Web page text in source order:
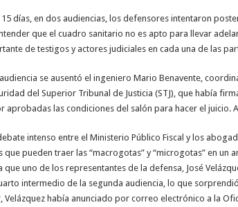
15 días, en dos audiencias, los defensores intentaron
que el cuadro sanitario no es apto para llevar
de testigos y actores judiciales en cada una de las
se ausentó el ingeniero Mario Benavente,
del Superior Tribunal de Justicia (STJ), que había
aprobadas las condiciones del salón para hacer el juicio.
intenso entre el Ministerio Público Fiscal y los
que pueden traer las “macrogotas” y “microgotas” en un
que uno de los representantes de la defensa, José
intermedio de la segunda audiencia, lo que
Velázquez había anunciado por correo electrónico a la